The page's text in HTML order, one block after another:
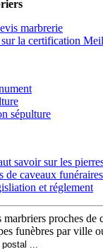
marbrerie
la certification
sépulture
savoir sur les
de caveaux funéraires
et réglement
proches de
funèbres par ville